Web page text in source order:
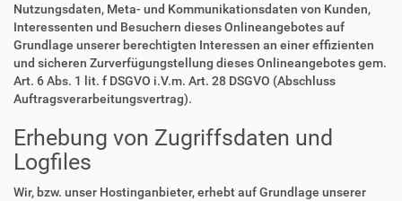
Nutzungsdaten, Meta- und Kommunikationsdaten von Kunden,
Interessenten und Besuchern dieses Onlineangebotes auf
Grundlage unserer berechtigten Interessen an einer effizienten
und sicheren Zurverfügungstellung dieses Onlineangebotes gem.
Art. 6 Abs. 1 lit. f DSGVO i.V.m. Art. 28 DSGVO (Abschluss
Auftragsverarbeitungsvertrag).
Erhebung von Zugriffsdaten und
Logfiles
Wir, bzw. unser Hostinganbieter, erhebt auf Grundlage unserer